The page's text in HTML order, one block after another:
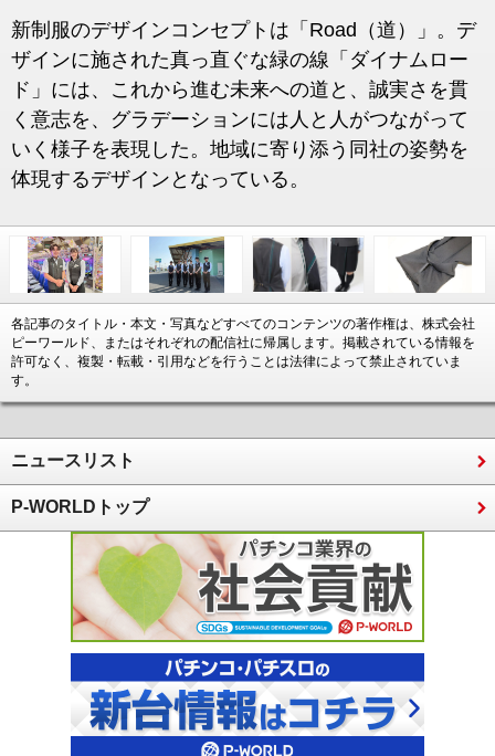
新制服のデザインコンセプトは「Road（道）」。デ
ザインに施された真っ直ぐな緑の線「ダイナムロー
ド」には、これから進む未来への道と、誠実さを貫
く意志を、グラデーションには人と人がつながって
いく様子を表現した。地域に寄り添う同社の姿勢を
体現するデザインとなっている。
各記事のタイトル・本文・写真などすべてのコンテンツの著作権は、株式会社
ピーワールド、またはそれぞれの配信社に帰属します。掲載されている情報を
許可なく、複製・転載・引用などを行うことは法律によって禁止されていま
す。
ニュースリスト
P-WORLDトップ